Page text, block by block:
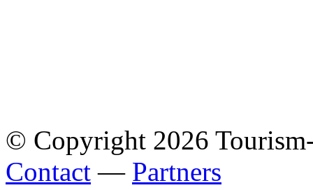
© Copyright 2026
Contact — Partners